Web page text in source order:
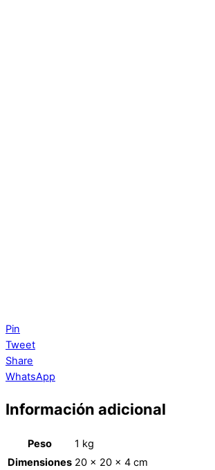
Pin
Tweet
Share
WhatsApp
Información adicional
Peso
1 kg
Dimensiones 20 × 20 × 4 cm